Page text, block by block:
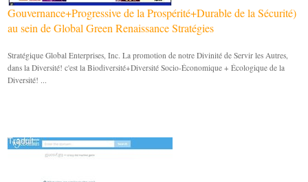
Gouvernance+Progressive de la Prospérité+Durable de la Sécurité)
au sein de Global Green Renaissance Stratégies
Stratégique Global Enterprises, Inc. La promotion de notre Divinité de Servir les Autres,
dans la Diversité! c'est la Biodiversité+Diversité Socio-Économique + Écologique de la
Diversité! ...